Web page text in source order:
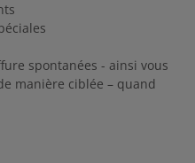
spontanées - ainsi vous
manière ciblée – quand